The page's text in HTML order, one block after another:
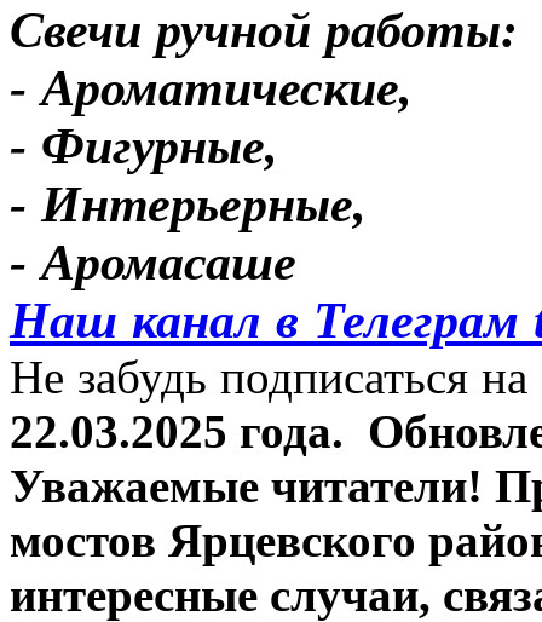
Свечи ручной работы:
- Ароматические,
- Фигурные,
- Интерьерные,
- Аромасаше
Наш канал в Телеграм
Не забудь подписаться
22.03.2025 года.
Уважаемые читатели!
мостов Ярцевского
интересные случаи,